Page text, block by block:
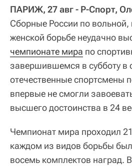
ПАРИЖ, 27 авг - Р-Спорт,
Сборные России по вольной,
женской борьбе неудачно
чемпионате мира по
завершившемся в субботу в
отечественные спортсмены
впервые не смогли
высшего достоинства в 24
Чемпионат мира проходил
каждом из видов борьбы
восемь комплектов наград.